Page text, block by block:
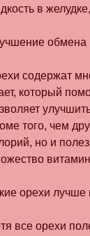
в
обмена
содержат
который
того, чем
но и
орехи лучше
все орехи